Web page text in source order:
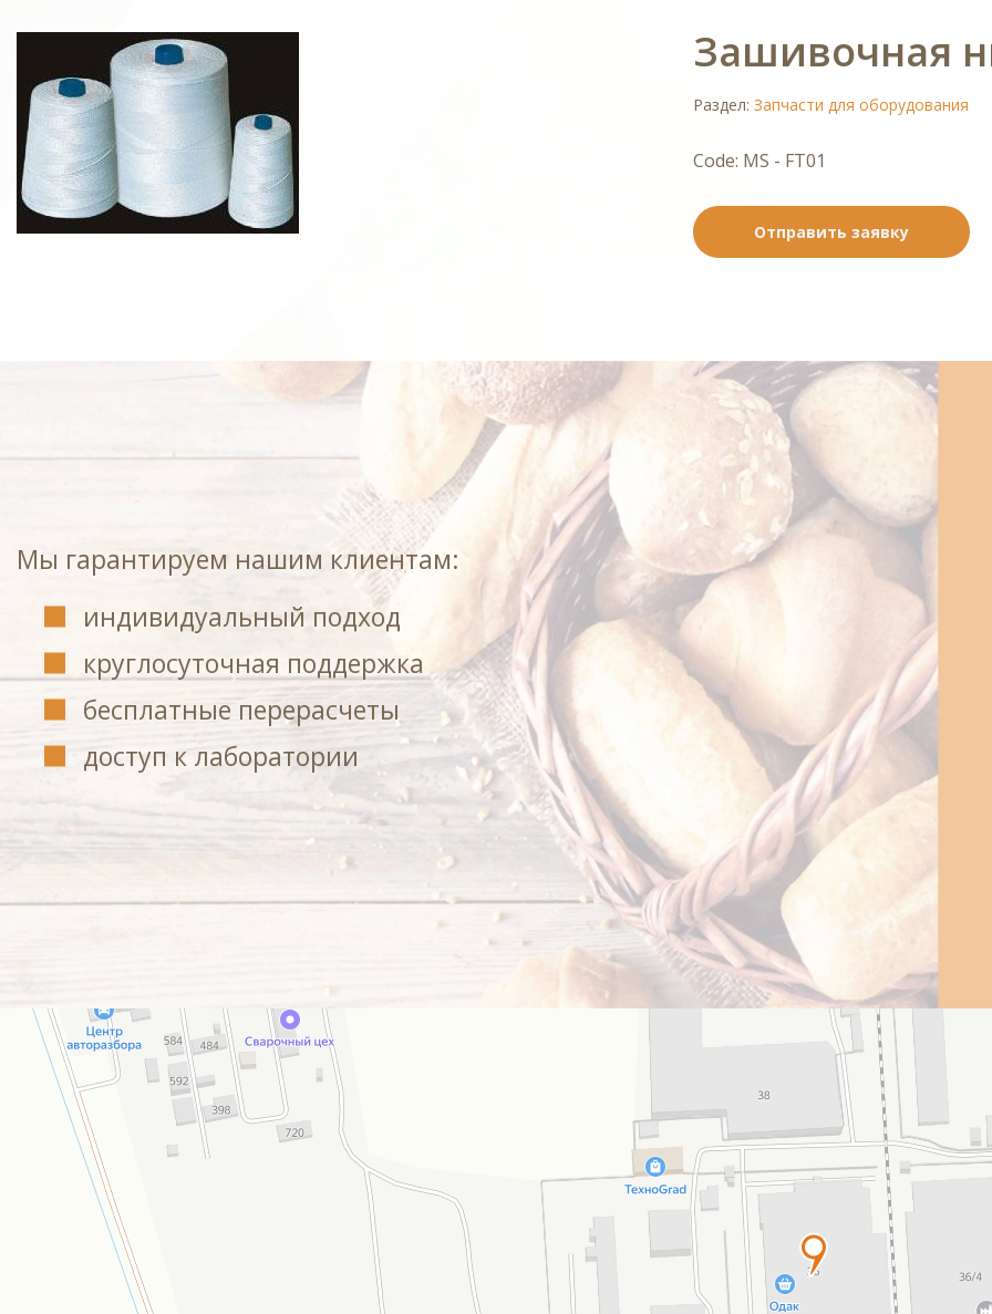
Зашивочная
Раздел:Запчасти для оборудования
Code: MS - FT01
Отправить заявку
Мы гарантируем нашим клиентам:
индивидуальный подход
круглосуточная поддержка
бесплатные перерасчеты
доступ к лаборатории